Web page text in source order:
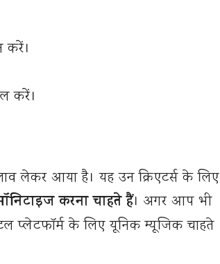
करें।
करें।
लेकर आया है। यह उन क्रिएटर्स के लिए
करना चाहते हैं। अगर आप भी
प्लेटफॉर्म के लिए यूनिक म्यूजिक चाहते